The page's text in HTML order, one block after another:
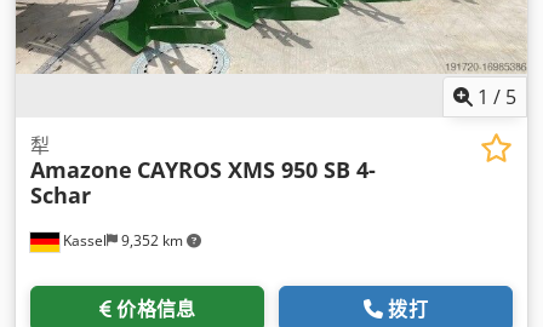
1 / 5
Kassel 9,352 km
犁
Amazone CAYROS XMS 950 SB 4-
Schar
价格信息 拨打